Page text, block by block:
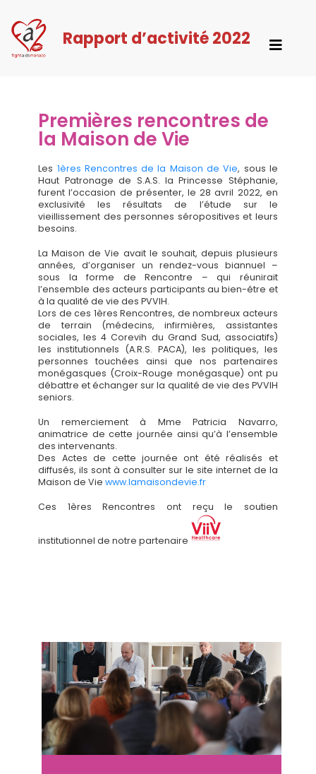
Rapport d’activité 2022
Premières rencontres de
la Maison de Vie
Les 1ères Rencontres de la Maison de Vie, sous le
Haut Patronage de S.A.S. la Princesse Stéphanie,
furent l’occasion de présenter, le 28 avril 2022, en
exclusivité les résultats de l’étude sur le
vieillissement des personnes séropositives et leurs
besoins.
La Maison de Vie avait le souhait, depuis plusieurs
années, d’organiser un rendez-vous biannuel –
sous la forme de Rencontre – qui réunirait
l’ensemble des acteurs participants au bien-être et
à la qualité de vie des PVVIH.
Lors de ces 1ères Rencontres, de nombreux acteurs
de terrain (médecins, infirmières, assistantes
sociales, les 4 Corevih du Grand Sud, associatifs)
les institutionnels (A.R.S. PACA), les politiques, les
personnes touchées ainsi que nos partenaires
monégasques (Croix-Rouge monégasque) ont pu
débattre et échanger sur la qualité de vie des PVVIH
seniors.
Un remerciement à Mme Patricia Navarro,
animatrice de cette journée ainsi qu’à l’ensemble
des intervenants.
Des Actes de cette journée ont été réalisés et
diffusés, ils sont à consulter sur le site internet de la
Maison de Viewww.lamaisondevie.fr
Ces 1ères Rencontres ont reçu le soutien
institutionnel de notre partenaire
Tel. : (+377) 97 70 67 97
Copyright©2018 fightaidsmonaco -Mentions Légales
Création graphique et dévelopement parFederall